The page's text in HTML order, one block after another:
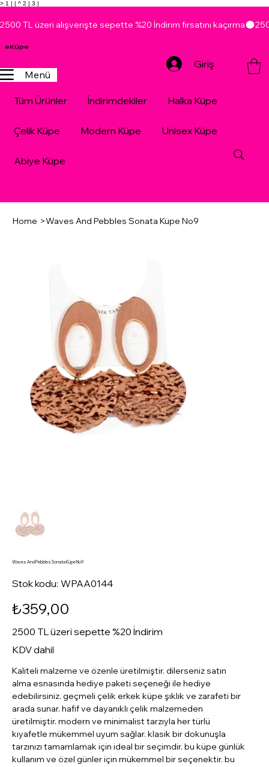
> 1 | | ^ 2 | 3 |
2500 TL üzeri alışverişte sepette %20 İndirim fırsatını kaçırma
Menü
eKüpe
Tüm Ürünler İndirimdekiler Halka Küpe
Çelik Küpe Modern Küpe Unisex Küpe
Abiye Küpe
Giriş
Home >Waves And Pebbles Sonata Küpe No9
Waves And Pebbles Sonata Küpe No9
Stok kodu: Stok
kodu:
WPAA0144
₺359,00
2500 TL üzeri sepette %20 İndirim
KDV dahil
Kaliteli malzeme ve özenle üretilmiştir. dilerseniz satın
alma esnasında hediye paketi seçeneği ile hediye
edebilirsiniz. geçmeli çelik erkek küpe şıklık ve zarafeti bir
arada sunar. hafif ve dayanıklı çelik malzemeden
üretilmiştir. modern ve minimalist tarzıyla her türlü
kıyafetle mükemmel uyum sağlar. klasik bir dokunuşla
tarzınızı tamamlamak için ideal bir seçimdir. bu küpe günlük
kullanım ve özel günler için mükemmel bir seçenektir. bu